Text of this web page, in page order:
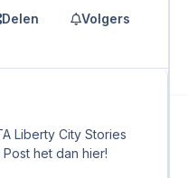
Delen Volgers
Liberty City Stories
het dan hier!